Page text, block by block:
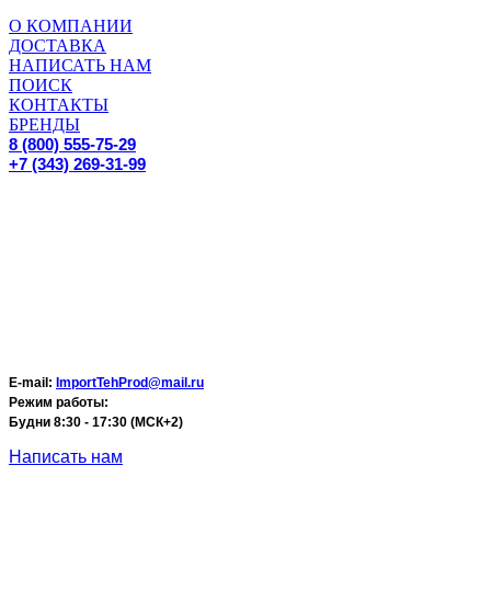
О КОМПАНИИ
ДОСТАВКА
НАПИСАТЬ НАМ
ПОИСК
КОНТАКТЫ
БРЕНДЫ
8 (800) 555-75-29
+7 (343) 269-31-99
E-mail: ImportTehProd@mail.ru
Режим работы:
Будни 8:30 - 17:30 (МСК+2)
Написать нам